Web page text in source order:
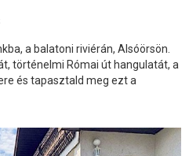
a balatoni riviérán, Alsóörsön.
történelmi Római út hangulatát, a
és tapasztald meg ezt a